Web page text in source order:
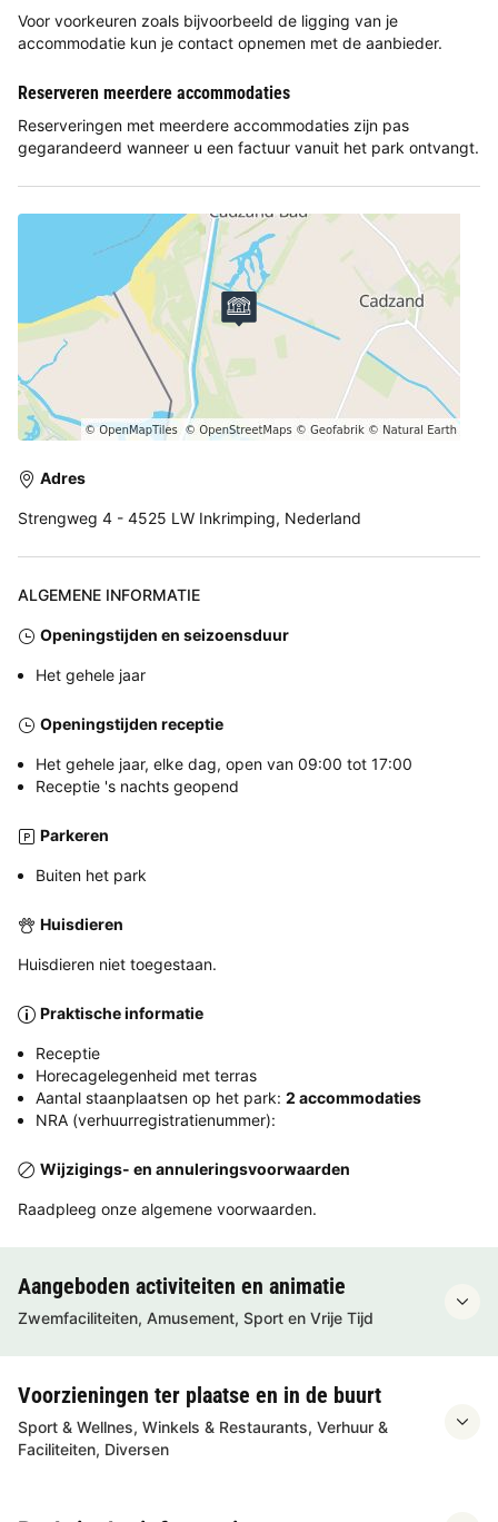
Voor voorkeuren zoals bijvoorbeeld de ligging van je
accommodatie kun je contact opnemen met de aanbieder.
Reserveren meerdere accommodaties
Reserveringen met meerdere accommodaties zijn pas
gegarandeerd wanneer u een factuur vanuit het park ontvangt.
Adres
Strengweg 4 - 4525 LW Inkrimping, Nederland
ALGEMENE INFORMATIE
Openingstijden en seizoensduur
Het gehele jaar
Openingstijden receptie
Het gehele jaar, elke dag, open van 09:00 tot 17:00
Receptie 's nachts geopend
Parkeren
Buiten het park
Huisdieren
Huisdieren niet toegestaan.
Praktische informatie
Receptie
Horecagelegenheid met terras
Aantal staanplaatsen op het park: 2 accommodaties
NRA (verhuurregistratienummer):
Wijzigings- en annuleringsvoorwaarden
Raadpleeg onze algemene voorwaarden.
Aangeboden activiteiten en animatie
Zwemfaciliteiten, Amusement, Sport en Vrije Tijd
Voorzieningen ter plaatse en in de buurt
Sport & Wellnes, Winkels & Restaurants, Verhuur &
Faciliteiten, Diversen